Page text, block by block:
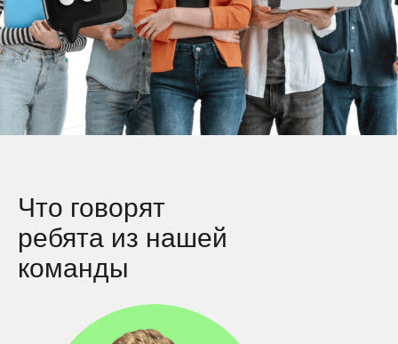
Что говорят
ребята из нашей
команды